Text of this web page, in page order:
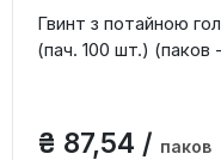
Гвинт з потайною
(пач. 100 шт.) (паков
₴ 87,54 / паков